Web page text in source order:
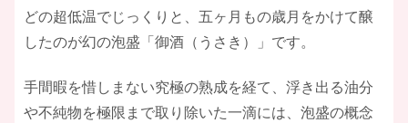
どの超低温でじっくりと、五ヶ月もの歳月をかけて醸
したのが幻の泡盛「御酒（うさき）」です。
手間暇を惜しまない究極の熟成を経て、浮き出る油分
や不純物を極限まで取り除いた一滴には、泡盛の概念